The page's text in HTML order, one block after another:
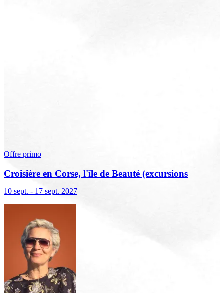
Offre primo
Croisière en Corse, l'île de Beauté (excursions
10 sept. - 17 sept. 2027